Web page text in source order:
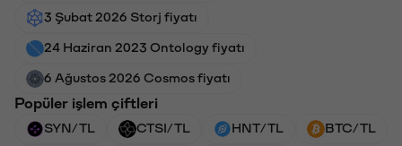
3 Şubat 2026 Storj fiyatı
24 Haziran 2023 Ontology fiyatı
6 Ağustos 2026 Cosmos fiyatı
Popüler işlem çiftleri
SYN/TL CTSI/TL HNT/TL BTC/TL